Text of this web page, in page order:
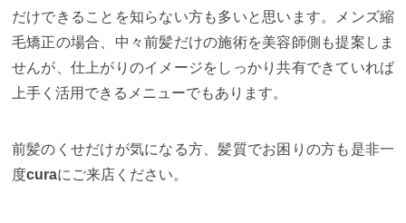
だけできることを知らない方も多いと思います。メンズ縮
毛矯正の場合、中々前髪だけの施術を美容師側も提案しま
せんが、仕上がりのイメージをしっかり共有できていれば
上手く活用できるメニューでもあります。
前髪のくせだけが気になる方、髪質でお困りの方も是非一
度curaにご来店ください。